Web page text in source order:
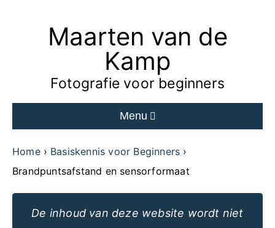
Maarten van de
Kamp
Fotografie voor beginners
Menu
Home
Basiskennis voor Beginners
Brandpuntsafstand en sensorformaat
De inhoud van deze website wordt niet